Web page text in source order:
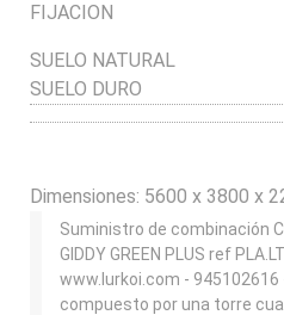
FIJACION
SUELO NATURAL
SUELO DURO
Dimensiones: 5600 x 3800 x
Suministro de combinación
GIDDY GREEN PLUS ref
www.lurkoi.com - 945102616
compuesto por una torre